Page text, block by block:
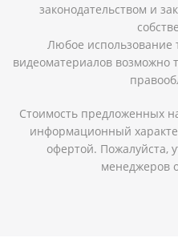
законодательством и
Любое использование
видеоматериалов возможно
Стоимость предложенных
информационный
офертой. Пожалуйста,
менеджеров